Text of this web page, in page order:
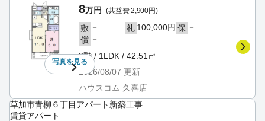
写真を見る
8万円 (共益費 2,900円)
敷 － 礼 100,000円 保 －
償 －
3階 / 1LDK / 42.51㎡
2026/08/07 更新
ハウスコム 久喜店
草加市青柳６丁目アパート新築工事
賃貸アパート